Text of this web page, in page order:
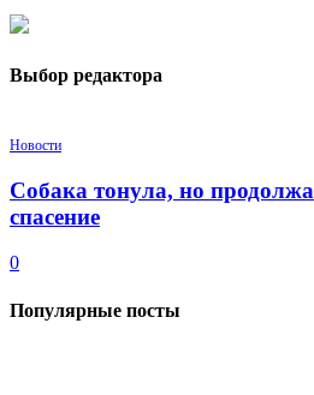
Выбор редактора
Новости
Собака тонула, но
спасение
0
Популярные посты